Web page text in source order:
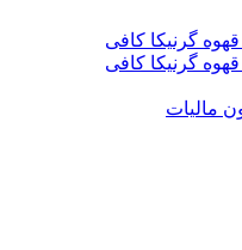
گرنیکا کافی
گرنیکا کافی
مالیات